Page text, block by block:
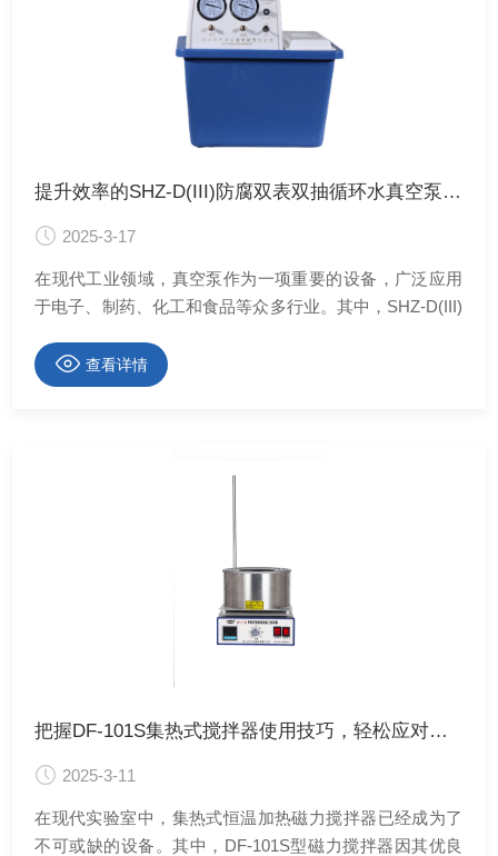
提升效率的SHZ-D(III)防腐双表双抽循环水真空泵工作原理深度解析
2025-3-17
在现代工业领域，真空泵作为一项重要的设备，广泛应用
于电子、制药、化工和食品等众多行业。其中，SHZ-D(III)
多企业提升生产效率的重要工具。本文将深入解析SHZ-
D(III)防腐双表双抽循环水真空泵的工作原理、设计特点、
查看详情
把握DF-101S集热式搅拌器使用技巧，轻松应对问题
2025-3-11
在现代实验室中，集热式恒温加热磁力搅拌器已经成为了
不可或缺的设备。其中，DF-101S型磁力搅拌器因其优良